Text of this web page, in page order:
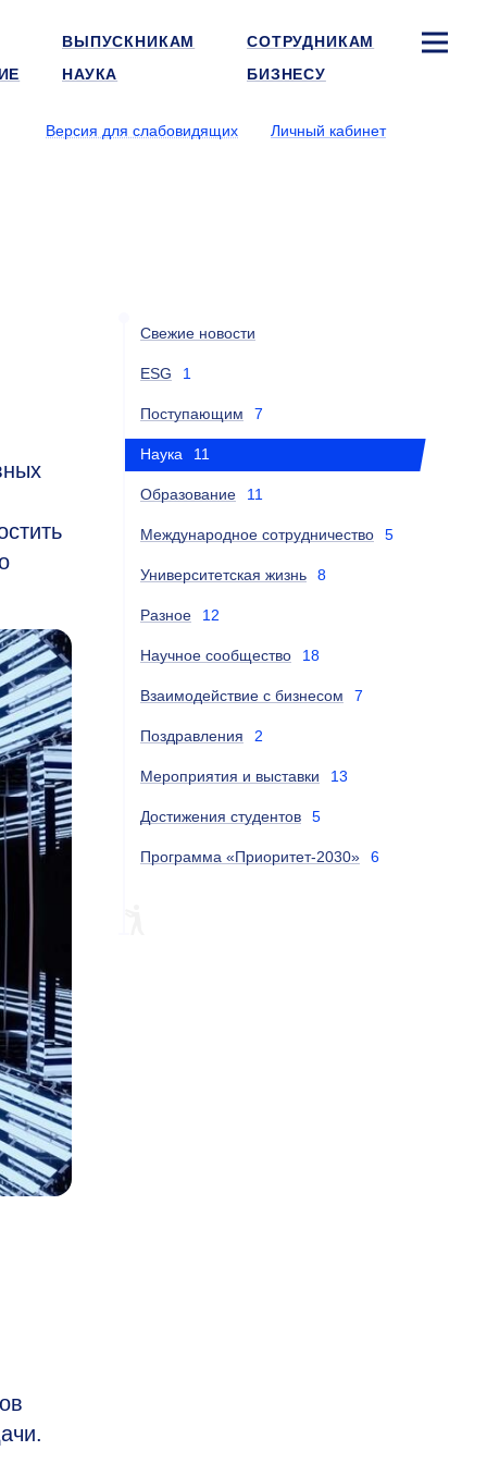
ВЫПУСКНИКАМ
СОТРУДНИКАМ
НАУКА БИЗНЕСУ
Версия для слабовидящих Личный кабинет
Свежие новости
ESG 1
Поступающим 7
Наука 11
Образование 11
Международное сотрудничество 5
Университетская жизнь 8
Разное 12
Научное сообщество 18
Взаимодействие с бизнесом 7
Поздравления 2
Мероприятия и выставки 13
Достижения студентов 5
Программа «Приоритет-2030» 6